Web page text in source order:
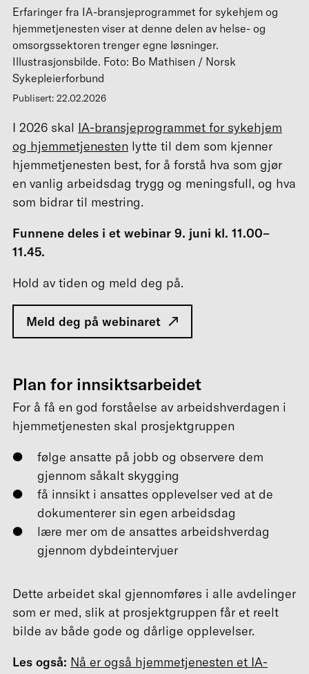
Erfaringer fra IA-bransjeprogrammet for sykehjem og
hjemmetjenesten viser at denne delen av helse- og
omsorgssektoren trenger egne løsninger.
Illustrasjonsbilde. Foto: Bo Mathisen / Norsk
Sykepleierforbund
Publisert: 22.02.2026
I 2026 skal IA-bransjeprogrammet for sykehjem
og hjemmetjenesten lytte til dem som kjenner
hjemmetjenesten best, for å forstå hva som gjør
en vanlig arbeidsdag trygg og meningsfull, og hva
som bidrar til mestring.
Funnene deles i et webinar 9. juni kl. 11.00–
11.45.
Hold av tiden og meld deg på.
Meld deg på webinaret
Plan for innsiktsarbeidet
For å få en god forståelse av arbeidshverdagen i
hjemmetjenesten skal prosjektgruppen
følge ansatte på jobb og observere dem
gjennom såkalt skygging
få innsikt i ansattes opplevelser ved at de
dokumenterer sin egen arbeidsdag
lære mer om de ansattes arbeidshverdag
gjennom dybdeintervjuer
Dette arbeidet skal gjennomføres i alle avdelinger
som er med, slik at prosjektgruppen får et reelt
bilde av både gode og dårlige opplevelser.
Les også: Nå er også hjemmetjenesten et IA-